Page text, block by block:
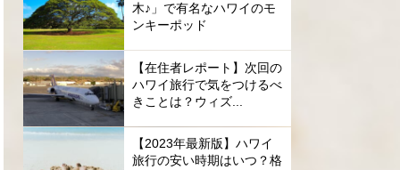
木♪」で有名なハワイのモ
ンキーポッド
【在住者レポート】次回の
ハワイ旅行で気をつけるべ
きことは？ウィズ...
【2023年最新版】ハワイ
旅行の安い時期はいつ？格